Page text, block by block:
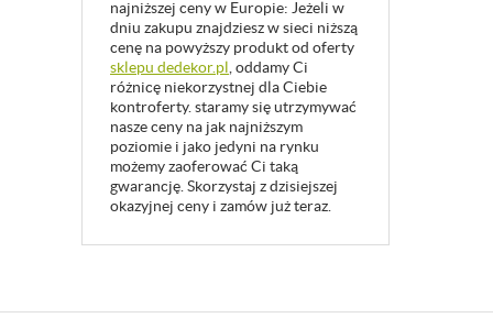
najniższej ceny w Europie: Jeżeli w
dniu zakupu znajdziesz w sieci niższą
cenę na powyższy produkt od oferty
sklepu dedekor.pl, oddamy Ci
różnicę niekorzystnej dla Ciebie
kontroferty. staramy się utrzymywać
nasze ceny na jak najniższym
poziomie i jako jedyni na rynku
możemy zaoferować Ci taką
gwarancję. Skorzystaj z dzisiejszej
okazyjnej ceny i zamów już teraz.